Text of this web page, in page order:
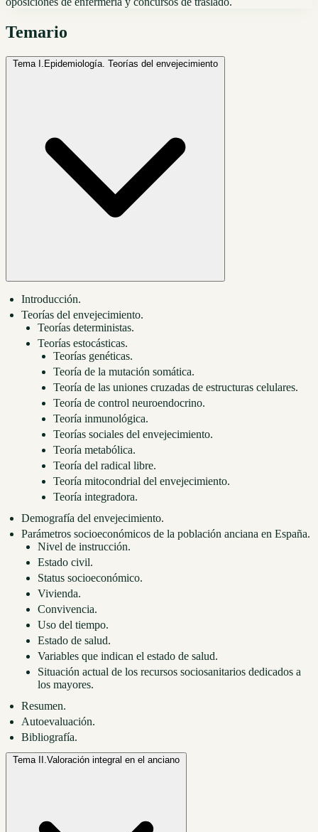
Temario
Tema I.
Introducción.
Teorías del envejecimiento.
Teorías deterministas.
Teorías estocásticas.
Teorías genéticas.
Teoría de la mutación somática.
Teoría de las uniones cruzadas de estructuras celulares.
Teoría de control neuroendocrino.
Teoría inmunológica.
Teorías sociales del envejecimiento.
Teoría metabólica.
Teoría del radical libre.
Teoría mitocondrial del envejecimiento.
Teoría integradora.
Demografía del envejecimiento.
Parámetros socioeconómicos de la población anciana en España.
Nivel de instrucción.
Estado civil.
Status socioeconómico.
Vivienda.
Convivencia.
Uso del tiempo.
Estado de salud.
Variables que indican el estado de salud.
Situación actual de los recursos sociosanitarios dedicados a
los mayores.
Resumen.
Autoevaluación.
Bibliografía.
Tema II.